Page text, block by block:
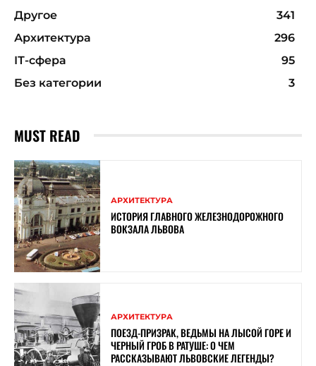
Другое
341
Архитектура
296
ІТ-сфера
95
Без категории
3
MUST READ
АРХИТЕКТУРА
ИСТОРИЯ ГЛАВНОГО ЖЕЛЕЗНОДОРОЖНОГО
ВОКЗАЛА ЛЬВОВА
АРХИТЕКТУРА
ПОЕЗД-ПРИЗРАК, ВЕДЬМЫ НА ЛЫСОЙ ГОРЕ И
ЧЕРНЫЙ ГРОБ В РАТУШЕ: О ЧЕМ
РАССКАЗЫВАЮТ ЛЬВОВСКИЕ ЛЕГЕНДЫ?